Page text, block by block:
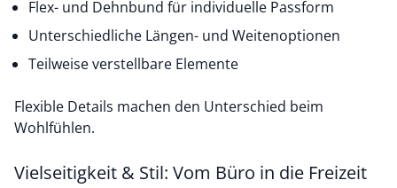
Flex- und Dehnbund für individuelle Passform
Unterschiedliche Längen- und Weitenoptionen
Teilweise verstellbare Elemente
Flexible Details machen den Unterschied beim
Wohlfühlen.
Vielseitigkeit & Stil: Vom Büro in die Freizeit